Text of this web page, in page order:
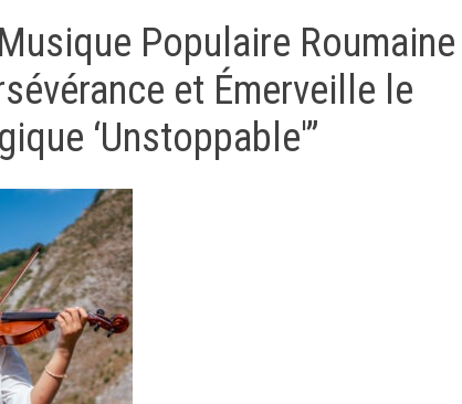
Populaire Roumaine
et Émerveille le
‘Unstoppable'”